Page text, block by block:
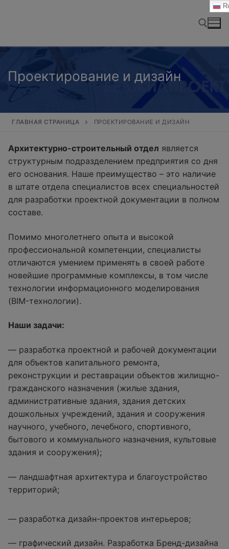
Проектирование и дизайн
ГЛАВНАЯ СТРАНИЦА ПРОЕКТИРОВАНИЕ И ДИЗАЙН
Архитектурно-строительный отдел является
структурным подразделением предприятия со дня
его основания. Наше преимущество – это наличие
в штате отдела специалистов всех специальностей
для разработки проектной документации в полном
составе.
Помимо многолетнего опыта и высокой
профессиональной компетенции, специалисты
отличаются умением применять в своей работе
новейшие программные комплексы, в том числе
технологии информационного моделирования
(BIM-технологии).
Наши задачи:
— разработка проектной и рабочей документации
для объектов капитального ремонта,
реконструкции и реставрации объектов жилищно-
гражданского назначения (жилые здания,
административные здания, здания детских
дошкольных учреждений, здания и сооружения
научного, учебного, лечебного, спортивного,
бытового и коммунального назначения, культовые
здания и сооружения);
— ландшафтная архитектура и благоустройство
территорий;
— разработка дизайн-проектов интерьеров;
— графический дизайн. Разработка Бренд-дизайна